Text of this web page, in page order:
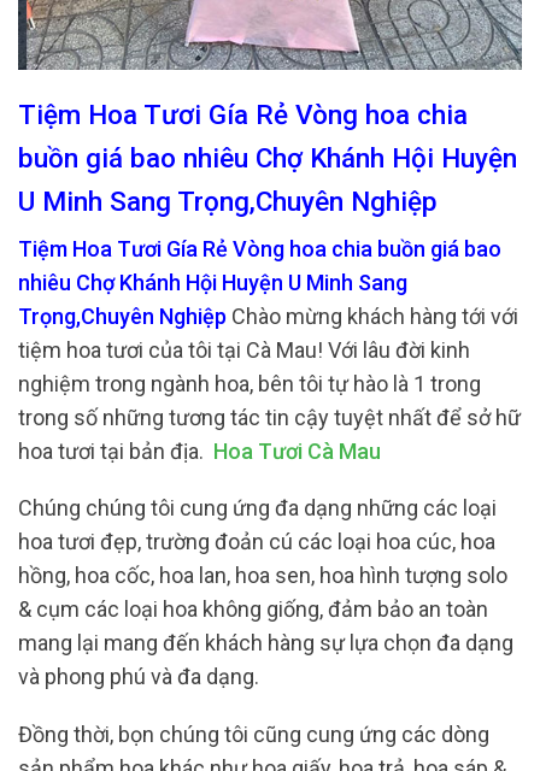
Tiệm Hoa Tươi Gía Rẻ Vòng hoa chia
buồn giá bao nhiêu Chợ Khánh Hội Huyện
U Minh Sang Trọng,Chuyên Nghiệp
Tiệm Hoa Tươi Gía Rẻ Vòng hoa chia buồn giá bao
nhiêu Chợ Khánh Hội Huyện U Minh Sang
Trọng,Chuyên Nghiệp Chào mừng khách hàng tới với
tiệm hoa tươi của tôi tại Cà Mau! Với lâu đời kinh
nghiệm trong ngành hoa, bên tôi tự hào là 1 trong
trong số những tương tác tin cậy tuyệt nhất để sở hữ
hoa tươi tại bản địa. Hoa Tươi Cà Mau
Chúng chúng tôi cung ứng đa dạng những các loại
hoa tươi đẹp, trường đoản cú các loại hoa cúc, hoa
hồng, hoa cốc, hoa lan, hoa sen, hoa hình tượng solo
& cụm các loại hoa không giống, đảm bảo an toàn
mang lại mang đến khách hàng sự lựa chọn đa dạng
và phong phú và đa dạng.
Đồng thời, bọn chúng tôi cũng cung ứng các dòng